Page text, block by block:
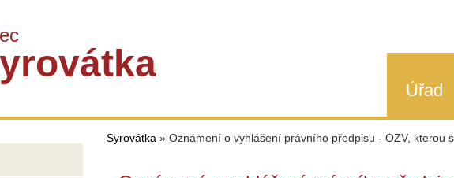
Úřad
Syrovátka » Oznámení o vyhlášení právního předpisu - OZV, kterou